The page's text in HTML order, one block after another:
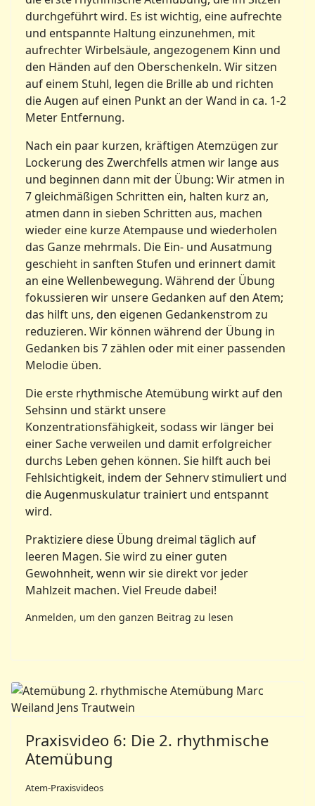
durchgeführt wird. Es ist wichtig, eine aufrechte
und entspannte Haltung einzunehmen, mit
aufrechter Wirbelsäule, angezogenem Kinn und
den Händen auf den Oberschenkeln. Wir sitzen
auf einem Stuhl, legen die Brille ab und richten
die Augen auf einen Punkt an der Wand in ca. 1-2
Meter Entfernung.
Nach ein paar kurzen, kräftigen Atemzügen zur
Lockerung des Zwerchfells atmen wir lange aus
und beginnen dann mit der Übung: Wir atmen in
7 gleichmäßigen Schritten ein, halten kurz an,
atmen dann in sieben Schritten aus, machen
wieder eine kurze Atempause und wiederholen
das Ganze mehrmals. Die Ein- und Ausatmung
geschieht in sanften Stufen und erinnert damit
an eine Wellenbewegung. Während der Übung
fokussieren wir unsere Gedanken auf den Atem;
das hilft uns, den eigenen Gedankenstrom zu
reduzieren. Wir können während der Übung in
Gedanken bis 7 zählen oder mit einer passenden
Melodie üben.
Die erste rhythmische Atemübung wirkt auf den
Sehsinn und stärkt unsere
Konzentrationsfähigkeit, sodass wir länger bei
einer Sache verweilen und damit erfolgreicher
durchs Leben gehen können. Sie hilft auch bei
Fehlsichtigkeit, indem der Sehnerv stimuliert und
die Augenmuskulatur trainiert und entspannt
wird.
Praktiziere diese Übung dreimal täglich auf
leeren Magen. Sie wird zu einer guten
Gewohnheit, wenn wir sie direkt vor jeder
Mahlzeit machen. Viel Freude dabei!
Anmelden, um den ganzen Beitrag zu lesen
Praxisvideo 6: Die 2. rhythmische
Atemübung
Atem-Praxisvideos